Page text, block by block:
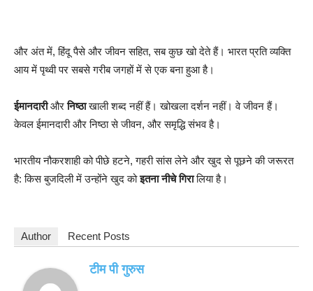
और अंत में, हिंदू पैसे और जीवन सहित, सब कुछ खो देते हैं। भारत प्रति व्यक्ति
आय में पृथ्वी पर सबसे गरीब जगहों में से एक बना हुआ है।
ईमानदारीऔरनिष्ठाखाली शब्द नहीं हैं। खोखला दर्शन नहीं। वे जीवन हैं।
केवल ईमानदारी और निष्ठा से जीवन, और समृद्धि संभव है।
भारतीय नौकरशाही को पीछे हटने, गहरी सांस लेने और खुद से पूछने की जरूरत
है: किस बुजदिली में उन्होंने खुद कोइतना नीचे गिरालिया है।
Author Recent Posts
टीम पी गुरुस